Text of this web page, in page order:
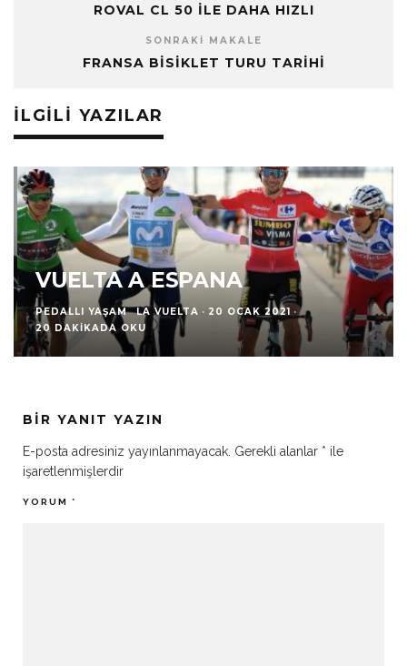
ROVAL CL 50 ILE DAHA HIZLI
SONRAKI MAKALE
FRANSA BISIKLET TURU TARIHI
İLGILI YAZILAR
VUELTA A ESPANA
PEDALLI YAŞAM LA VUELTA 20 OCAK 2021
20 DAKIKADA OKU
BIR YANIT YAZIN
E-posta adresiniz yayınlanmayacak. Gerekli alanlar * ile
işaretlenmişlerdir
YORUM *